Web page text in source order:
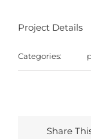
Project Details
Categories:
Share